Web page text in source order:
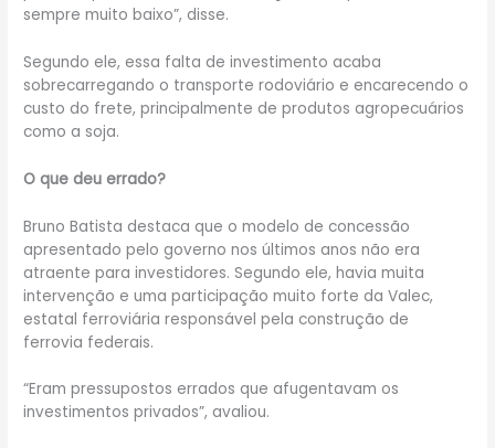
sempre muito baixo”, disse.
Segundo ele, essa falta de investimento acaba
sobrecarregando o transporte rodoviário e encarecendo o
custo do frete, principalmente de produtos agropecuários
como a soja.
O que deu errado?
Bruno Batista destaca que o modelo de concessão
apresentado pelo governo nos últimos anos não era
atraente para investidores. Segundo ele, havia muita
intervenção e uma participação muito forte da Valec,
estatal ferroviária responsável pela construção de
ferrovia federais.
“Eram pressupostos errados que afugentavam os
investimentos privados”, avaliou.